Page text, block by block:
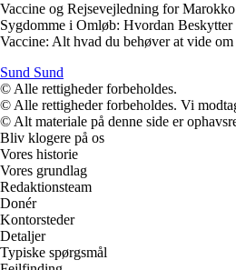
Vaccine og Rejsevejledning for
Sygdomme i Omløb: Hvordan
Vaccine: Alt hvad du behøver at vide
Sund Sund
© Alle rettigheder forbeholdes.
© Alle rettigheder forbeholdes. Vi
© Alt materiale på denne side er
Bliv klogere på os
Vores historie
Vores grundlag
Redaktionsteam
Donér
Kontorsteder
Detaljer
Typiske spørgsmål